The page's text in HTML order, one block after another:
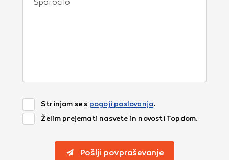
Strinjam se s pogoji poslovanja.
Želim prejemati nasvete in novosti Topdom.
Pošlji povpraševanje